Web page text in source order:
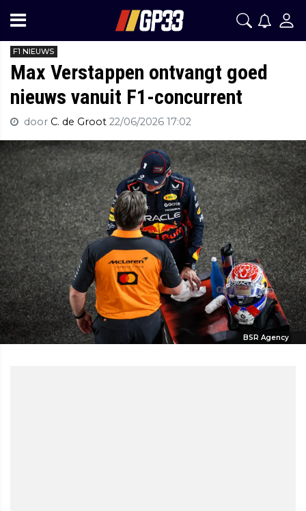
F1 NIEUWS
Max Verstappen ontvangt goed
nieuws vanuit F1-concurrent
door C. de Groot 22/06/2026 17:02
BSR Agency